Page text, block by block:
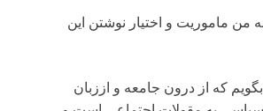
ماموریت و اختیار نوشتن این
که از درون جامعه و اززبان